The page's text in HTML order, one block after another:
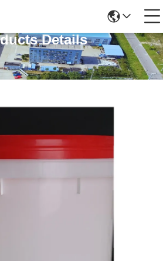
Details